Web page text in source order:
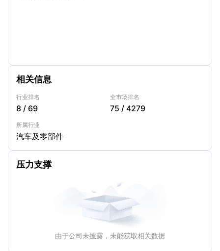
相关信息
行业排名
8 / 69
全市场排名
75 / 4279
所属行业
汽车及零部件
压力支撑
由于公司未披露，未能获取相关数据